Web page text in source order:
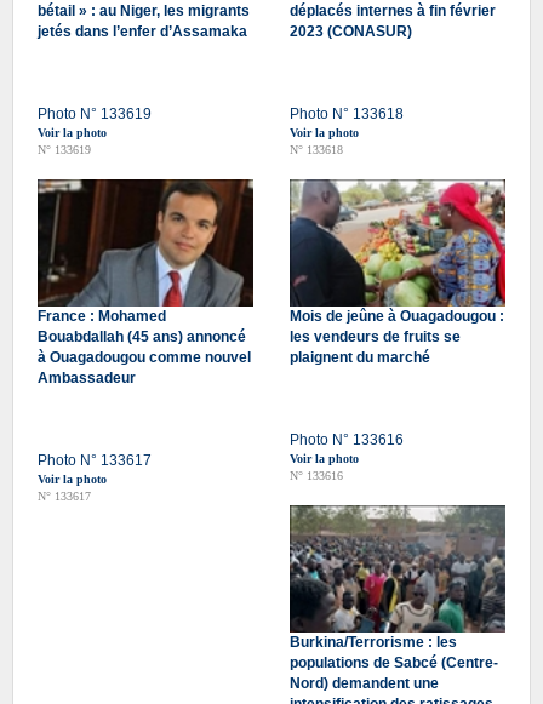
bétail » : au Niger, les migrants
jetés dans l’enfer d’Assamaka
Photo N° 133619
Voir la photo
N° 133619
déplacés internes à fin février
2023 (CONASUR)
Photo N° 133618
Voir la photo
N° 133618
France : Mohamed
Bouabdallah (45 ans) annoncé
à Ouagadougou comme nouvel
Ambassadeur
Photo N° 133617
Voir la photo
N° 133617
Mois de jeûne à Ouagadougou :
les vendeurs de fruits se
plaignent du marché
Photo N° 133616
Voir la photo
N° 133616
Burkina/Terrorisme : les
populations de Sabcé (Centre-
Nord) demandent une